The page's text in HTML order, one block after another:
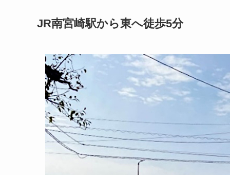
JR南宮崎駅から東へ徒歩5分